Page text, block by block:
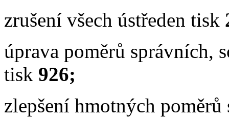
zrušení všech ústředen tisk
úprava poměrů správních,
tisk 926;
zlepšení hmotných